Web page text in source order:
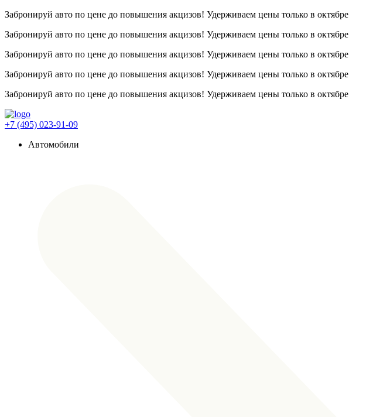
Забронируй авто по цене до повышения акцизов! Удерживаем цены только в октябре
Забронируй авто по цене до повышения акцизов! Удерживаем цены только в октябре
Забронируй авто по цене до повышения акцизов! Удерживаем цены только в октябре
Забронируй авто по цене до повышения акцизов! Удерживаем цены только в октябре
Забронируй авто по цене до повышения акцизов! Удерживаем цены только в октябре
+7 (495) 023-91-09
Автомобили